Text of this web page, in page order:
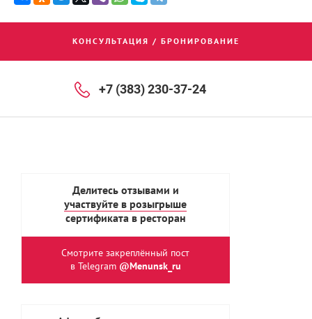
КОНСУЛЬТАЦИЯ / БРОНИРОВАНИЕ
+7 (383) 230-37-24
Делитесь отзывами и
участвуйте в розыгрыше
сертификата в ресторан
Смотрите закреплённый пост
в Telegram @Menunsk_ru